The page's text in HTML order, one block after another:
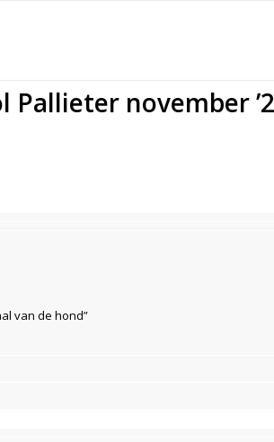
november
van de hond”